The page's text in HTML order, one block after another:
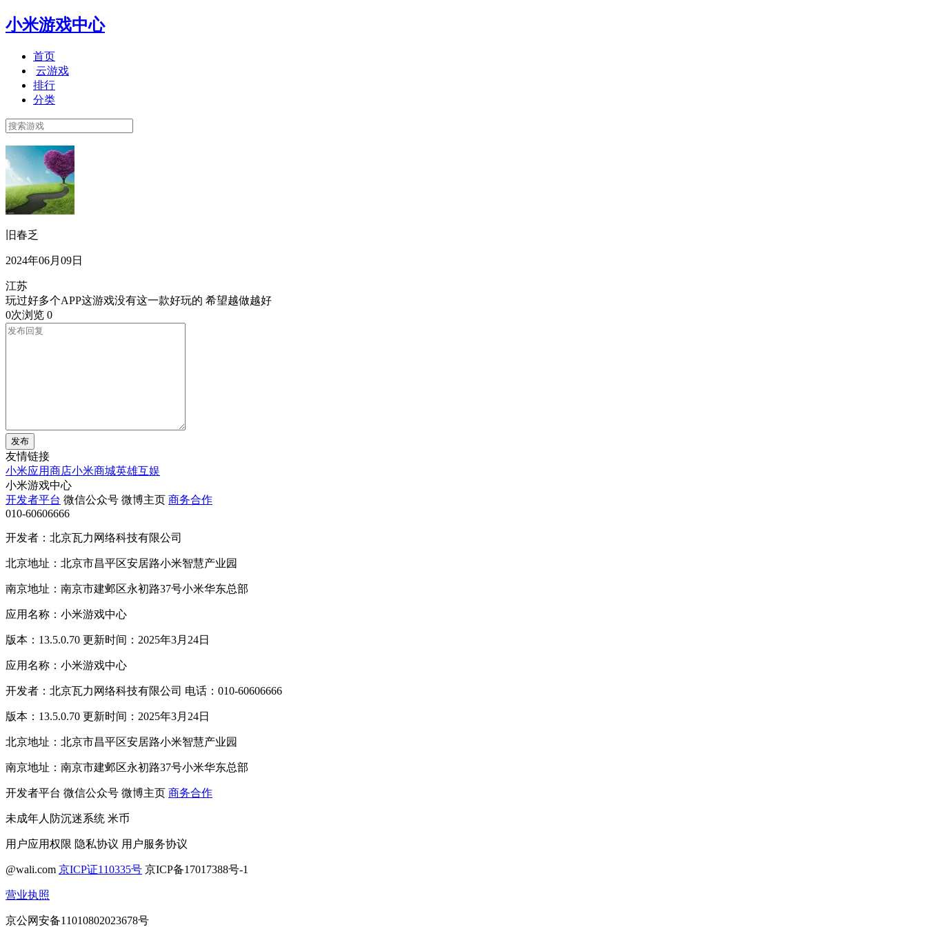
小米游戏中心
首页
云游戏
排行
分类
旧春乏
2024年06月09日
江苏
玩过好多个APP这游戏没有这一款好玩的 希望越做越好
0次浏览 0
发布
友情链接
小米应用商店小米商城英雄互娱
小米游戏中心
开发者平台 微信公众号 微博主页 商务合作
010-60606666
开发者：北京瓦力网络科技有限公司
北京地址：北京市昌平区安居路小米智慧产业园
南京地址：南京市建邺区永初路37号小米华东总部
应用名称：小米游戏中心
版本：13.5.0.70 更新时间：2025年3月24日
应用名称：小米游戏中心
开发者：北京瓦力网络科技有限公司 电话：010-60606666
版本：13.5.0.70 更新时间：2025年3月24日
北京地址：北京市昌平区安居路小米智慧产业园
南京地址：南京市建邺区永初路37号小米华东总部
开发者平台 微信公众号 微博主页 商务合作
未成年人防沉迷系统 米币
用户应用权限 隐私协议 用户服务协议
@wali.com 京ICP证110335号 京ICP备17017388号-1
营业执照
京公网安备11010802023678号